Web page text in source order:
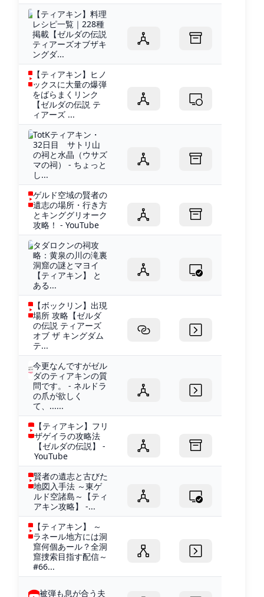
【ティアキン】料理
レシピ一覧｜228種
掲載【ゼルダの伝説
ティアーズオブザキ
ングダ...
【ティアキン】ヒノ
ックスに大量の爆弾
をばらまくリンク
【ゼルダの伝説 テ
ィアーズ ...
TotKティアキン・
32日目 サトリ山
の祠と水晶（ウサズ
マの祠） - ちょっと
し...
ゲルド空域の賢者の
遺志の場所・行き方
とキンググリオーク
攻略！ - YouTube
タダロクンの祠攻
略：黄泉の川の滝裏
洞窟の謎とマヨイ
【ティアキン】 と
ある...
【ボックリン】出現
場所 攻略【ゼルダ
の伝説 ティアーズ
オブ ザ キングダム
テ...
今更なんですがゼル
ダのティアキンの質
問です。 - ネルドラ
の爪が欲しく
て、......
【ティアキン】フリ
ザゲイラの攻略法
【ゼルダの伝説】 -
YouTube
賢者の遺志と古びた
地図入手法 ～東ゲ
ルド空諸島～【ティ
アキン攻略】 -...
【ティアキン】 ～
ラネール地方には洞
窟何個あール？全洞
窟捜索目指す配信～
#66...
被弾も息が合う夫